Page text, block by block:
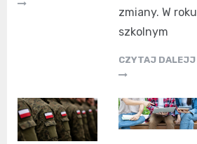
zmiany. W roku
szkolnym
CZYTAJ DALEJJ